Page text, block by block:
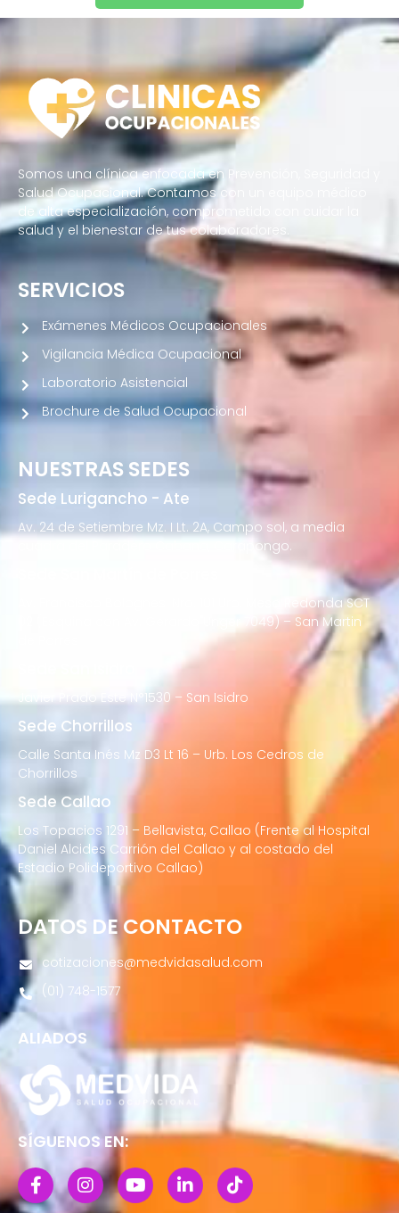
Somos una clínica enfocada en Prevención, Seguridad y
Salud Ocupacional. Contamos con un equipo médico
de alta especialización, comprometido con cuidar la
salud y el bienestar de tus colaboradores.
NUESTRAS SEDES
Sede Lurigancho - Ate
Av. 24 de Setiembre Mz. I Lt. 2A, Campo sol, a media
cuadra del Paradero Cabana, Carapongo.
Av. Francisco Bolognesi Nro. 101 Urb. Mesa Redonda SCT
02 (Esquina con Av. Gerardo Unger 7049) – San Martin
Javier Prado Este N°1530 – San Isidro
Sede Chorrillos
Calle Santa Inés Mz D3 Lt 16 – Urb. Los Cedros de
Chorrillos
Sede Callao
Los Topacios 1291 – Bellavista, Callao (Frente al Hospital
Daniel Alcides Carrión del Callao y al costado del
Estadio Polideportivo Callao)
SERVICIOS
Exámenes Médicos Ocupacionales
Vigilancia Médica Ocupacional
Laboratorio Asistencial
Brochure de Salud Ocupacional
DATOS DE CONTACTO
cotizaciones@medvidasalud.com
(01) 748-1577
ALIADOS
SÍGUENOS EN: